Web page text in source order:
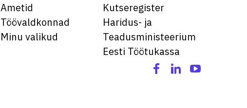
Ametid
Töövaldkonnad
Minu valikud
Kutseregister
Haridus- ja
Teadusministeerium
Eesti Töötukassa